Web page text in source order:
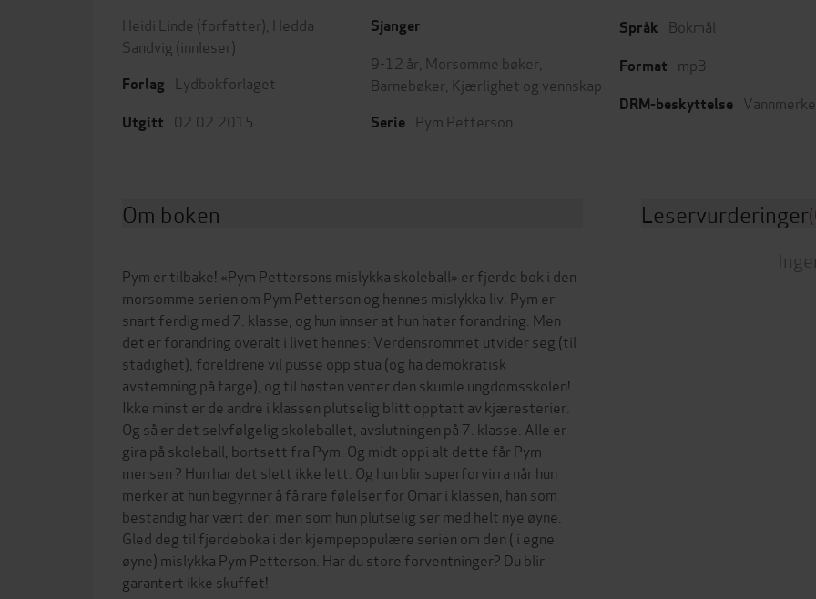
Heidi Linde (forfatter), Hedda
Sandvig (innleser)
Forlag Lydbokforlaget
Utgitt 02.02.2015
Sjanger
9-12 år Morsomme bøker
Barnebøker Kjærlighet og vennskap
Serie Pym Petterson
Språk Bokmål
Format mp3
DRM-beskyttelse
Om boken
Pym er tilbake! «Pym Pettersons mislykka skoleball» er fjerde bok i den
morsomme serien om Pym Petterson og hennes mislykka liv. Pym er
snart ferdig med 7. klasse, og hun innser at hun hater forandring. Men
det er forandring overalt i livet hennes: Verdensrommet utvider seg (til
stadighet), foreldrene vil pusse opp stua (og ha demokratisk
avstemning på farge), og til høsten venter den skumle ungdomsskolen!
Ikke minst er de andre i klassen plutselig blitt opptatt av kjæresterier.
Og så er det selvfølgelig skoleballet, avslutningen på 7. klasse. Alle er
gira på skoleball, bortsett fra Pym. Og midt oppi alt dette får Pym
mensen ? Hun har det slett ikke lett. Og hun blir superforvirra når hun
merker at hun begynner å få rare følelser for Omar i klassen, han som
bestandig har vært der, men som hun plutselig ser med helt nye øyne.
Gled deg til fjerdeboka i den kjempepopulære serien om den ( i egne
øyne) mislykka Pym Petterson. Har du store forventninger? Du blir
Leservurderinger